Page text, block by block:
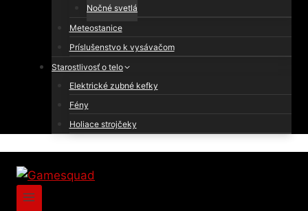
Nočné svetlá
Meteostanice
Príslušenstvo k vysávačom
Starostlivosť o telo
Elektrické zubné kefky
Fény
Holiace strojčeky